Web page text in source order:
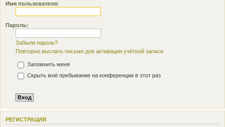
Имя пользователя:
Пароль:
Забыли пароль?
Повторно выслать письмо для активации учётной записи
Запомнить меня
Скрыть моё пребывание на конференции в этот раз
РЕГИСТРАЦИЯ